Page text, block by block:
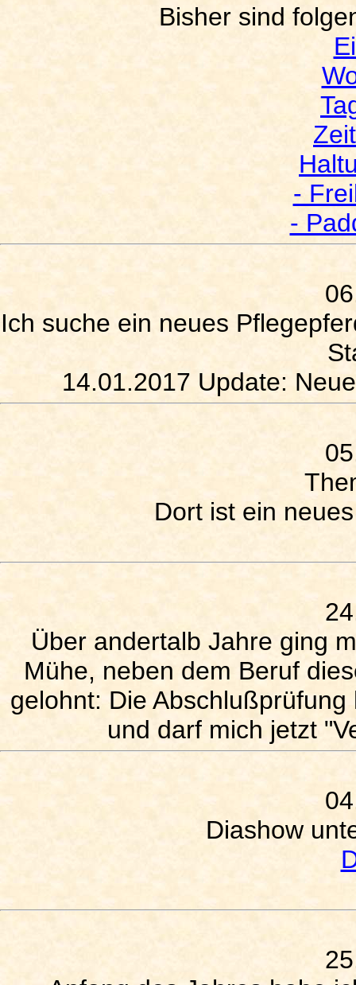
Bisher sind
-
-
Ich suche ein neues
14.01.2017 Update:
Dort ist ein
Über andertalb Jahre ging
Mühe, neben dem Beruf
gelohnt: Die
und darf mich jetzt
Diashow